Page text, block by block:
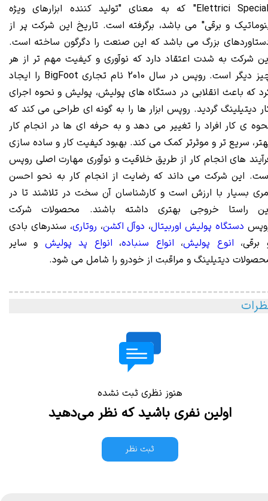
Elettrici Speciali" که به معنای "تولید کننده ابزارهای ویژه
و برقی" می باشد، برگرفته است. تاریخ این شرکت پر از
بزرگ می باشد که این صنعت را دگرگون ساخته است.
شرکت به شدت اعتقاد دارد که نوآوری و کیفیت مهم تر از هر
چیز دیگر است. روپس در سال 2010 نام تجاری BigFoot را ایجاد
که باعث انقلابی در دستگاه های پولیش، پولیش و نحوه اجرای
دیتیلینگ گردید. روپس ابزار ها را به گونه ای طراحی می کند که
ی کار افراد را تغییر می دهد و به حرفه ای ها در انجام کار
سریع تر و موثرتر کمک می کند. بهبود کیفیت کار و ساده سازی
های انجام کار از طریق خلاقیت و نوآوری مهارت اصلی روپس
این شرکت می داند که رضایت از انجام کار به نحو احسن
بسیار با ارزش است و کارشناسان آن سخت در تلاشند تا در
راستا خروجی بهتری داشته باشند. محصولات شرکت
دستگاه پولیش اوربیتال، دوآل اکشن، روتاری، سندرهای بادی
برقی، انوع پولیش، انواع سنباده، انواع پد پولیش و سایر
دیتیلینگ و مراقبت از خودرو را شامل می شود.
هنوز نظری ثبت نشده
اولین نفری باشید که نظر می‌دهید
ثبت نظر